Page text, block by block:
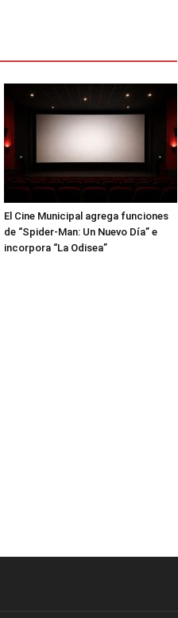
El Cine Municipal agrega funciones
de “Spider-Man: Un Nuevo Día” e
incorpora “La Odisea”